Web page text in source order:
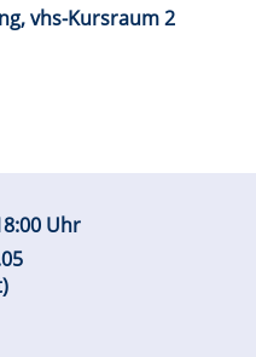
vhs-Kursraum 2
Uhr